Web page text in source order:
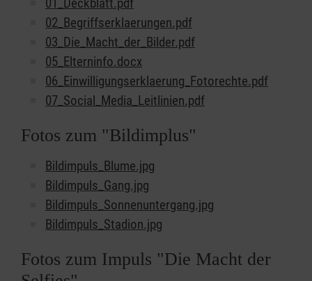
01_Deckblatt.pdf
02_Begriffserklaerungen.pdf
03_Die_Macht_der_Bilder.pdf
05_Elterninfo.docx
06_Einwilligungserklaerung_Fotorechte.pdf
07_Social_Media_Leitlinien.pdf
Fotos zum "Bildimplus"
Bildimpuls_Blume.jpg
Bildimpuls_Gang.jpg
Bildimpuls_Sonnenuntergang.jpg
Bildimpuls_Stadion.jpg
Fotos zum Impuls "Die Macht der